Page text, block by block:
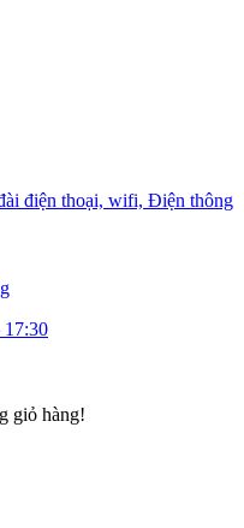
17:30
giỏ hàng!